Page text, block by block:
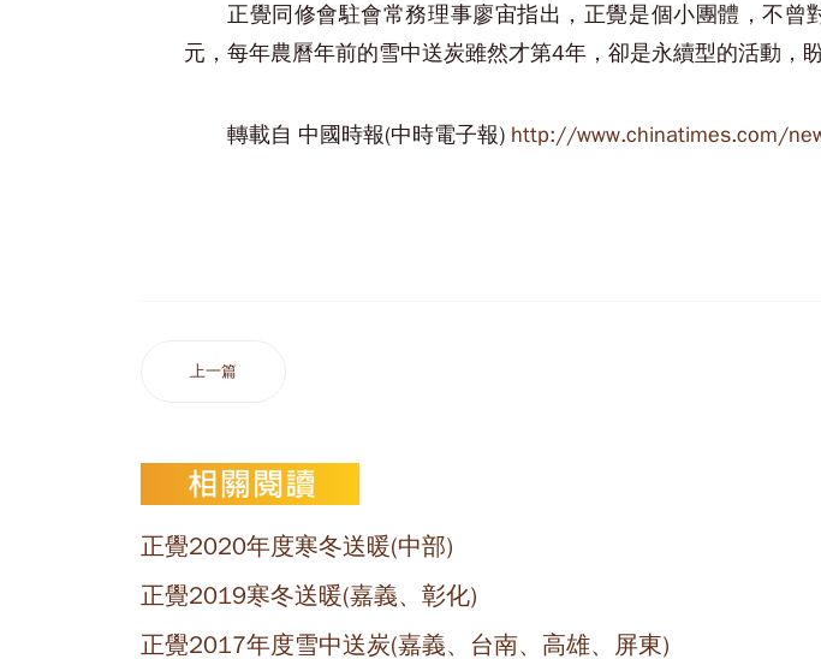
正覺同修會駐會常務理事廖宙指出，正覺是個小團體，不
元，每年農曆年前的雪中送炭雖然才第4年，卻是永續型的活動，
轉載自 中國時報(中時電子報) http://www.chinatimes.com/
上一篇
正覺2020年度寒冬送暖(中部)
正覺2019寒冬送暖(嘉義、彰化)
正覺2017年度雪中送炭(嘉義、台南、高雄、屏東)